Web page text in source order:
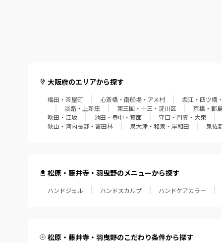
大阪府のエリアから探す
梅田・茶屋町 心斎橋・南船場・アメ村 堀江・四ツ橋
淡路・上新庄
東三国・十三・淀川区 京橋・都
吹田・江坂
池田・豊中・箕面 守口・門真・大東
狭山・河内長野・富田林
泉大津・和泉・岸和田 泉佐
松原・藤井寺・羽曳野のメニューから探す
ハンドジェル ハンドスカルプ ハンドケアカラー
松原・藤井寺・羽曳野のこだわり条件から探す